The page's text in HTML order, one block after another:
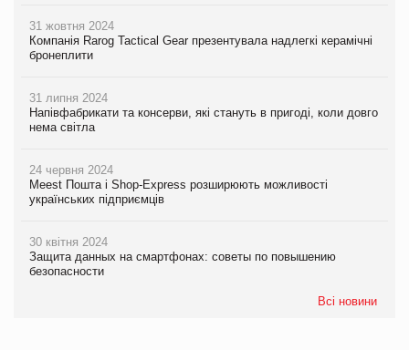
31 жовтня 2024
Компанія Rarog Tactical Gear презентувала надлегкі керамічні
бронеплити
31 липня 2024
Напівфабрикати та консерви, які стануть в пригоді, коли довго
нема світла
24 червня 2024
Meest Пошта і Shop-Express розширюють можливості
українських підприємців
30 квітня 2024
Защита данных на смартфонах: советы по повышению
безопасности
Всі новини